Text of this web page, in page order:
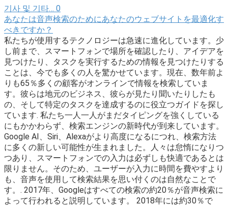
기사 및 기타… 0
あなたは音声検索のためにあなたのウェブサイトを最適化す
べきですか？
私たちが使用するテクノロジーは急速に進化しています。少
し前まで、スマートフォンで場所を確認したり、アイデアを
見つけたり、タスクを実行するための情報を見つけたりする
ことは、今でも多くの人を驚かせています。現在、数年前よ
りも65％多くの顧客がオンラインで情報を検索していま
す。彼らは地元のビジネス、彼らが見たり聞いたりしたも
の、そして特定のタスクを達成するのに役立つガイドを探し
ています. 私たち一人一人がまだタイピングを強くしている
にもかかわらず、検索エンジンの新時代が到来しています。
Google AI、Siri、Alexaがより高度になるにつれ、検索方法
に多くの新しい可能性が生まれました。人々は怠惰になりつ
つあり、スマートフォンでの入力は必ずしも快適であるとは
限りません。そのため、ユーザーが入力に時間を費やすより
も、音声を使用して検索結果を思い付くのは自然なことで
す。. 2017年、Googleはすべての検索の約20％が音声検索に
よって行われると説明しています。 2018年には約30％で